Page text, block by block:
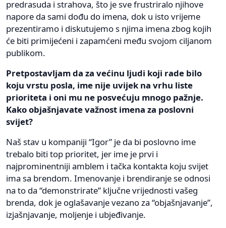
predrasuda i strahova, što je sve frustriralo njihove
napore da sami dođu do imena, dok u isto vrijeme
prezentiramo i diskutujemo s njima imena zbog kojih
će biti primijećeni i zapamćeni među svojom ciljanom
publikom.
Pretpostavljam da za većinu ljudi koji rade bilo
koju vrstu posla, ime nije uvijek na vrhu liste
prioriteta i oni mu ne posvećuju mnogo pažnje.
Kako objašnjavate važnost imena za poslovni
svijet?
Naš stav u kompaniji “Igor” je da bi poslovno ime
trebalo biti top prioritet, jer ime je prvi i
najprominentniji amblem i tačka kontakta koju svijet
ima sa brendom. Imenovanje i brendiranje se odnosi
na to da “demonstrirate” ključne vrijednosti vašeg
brenda, dok je oglašavanje vezano za “objašnjavanje”,
izjašnjavanje, moljenje i ubjeđivanje.